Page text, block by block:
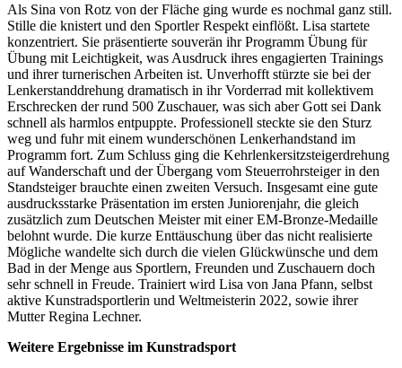
Als Sina von Rotz von der Fläche ging wurde es nochmal ganz still.
Stille die knistert und den Sportler Respekt einflößt. Lisa startete
konzentriert. Sie präsentierte souverän ihr Programm Übung für
Übung mit Leichtigkeit, was Ausdruck ihres engagierten Trainings
und ihrer turnerischen Arbeiten ist. Unverhofft stürzte sie bei der
Lenkerstanddrehung dramatisch in ihr Vorderrad mit kollektivem
Erschrecken der rund 500 Zuschauer, was sich aber Gott sei Dank
schnell als harmlos entpuppte. Professionell steckte sie den Sturz
weg und fuhr mit einem wunderschönen Lenkerhandstand im
Programm fort. Zum Schluss ging die Kehrlenkersitzsteigerdrehung
auf Wanderschaft und der Übergang vom Steuerrohrsteiger in den
Standsteiger brauchte einen zweiten Versuch. Insgesamt eine gute
ausdrucksstarke Präsentation im ersten Juniorenjahr, die gleich
zusätzlich zum Deutschen Meister mit einer EM-Bronze-Medaille
belohnt wurde. Die kurze Enttäuschung über das nicht realisierte
Mögliche wandelte sich durch die vielen Glückwünsche und dem
Bad in der Menge aus Sportlern, Freunden und Zuschauern doch
sehr schnell in Freude. Trainiert wird Lisa von Jana Pfann, selbst
aktive Kunstradsportlerin und Weltmeisterin 2022, sowie ihrer
Mutter Regina Lechner.
Weitere Ergebnisse im Kunstradsport